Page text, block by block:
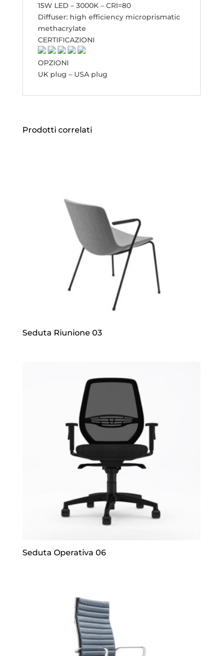
15W LED – 3000K – CRI=80
Diffuser: high efficiency microprismatic
methacrylate
CERTIFICAZIONI
OPZIONI
UK plug – USA plug
Prodotti correlati
Seduta Riunione 03
Seduta Operativa 06